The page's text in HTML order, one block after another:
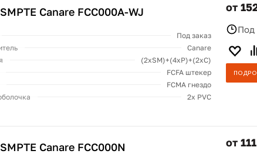
Canare FCC000A-WJ
Под заказ
Canare
(2хSM)+(4xP)+(2xC)
FCFA штекер
FCMA гнездо
2x PVC
от
Под
Canare FCC000N от